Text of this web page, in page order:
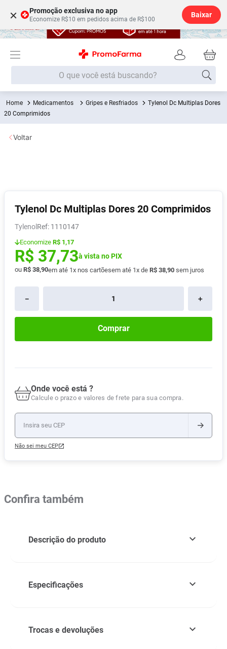
× Promoção exclusiva no app
Economize R$10 em pedidos acima de R$100
Baixar
O que você está buscando?
Medicamentos Gripes e Resfriados
Tylenol Dc Multiplas Dores
20 Comprimidos
Tylenol Dc Multiplas Dores 20 Comprimidos
Tylenol : 1110147
Economize R$ 1,17
R$ 37,73à vista no PIX
ou R$ 38,90em até 1x nos cartõesem até 1x de R$ 38,90 sem juros
＋
－
Comprar
Onde você está ?
Calcule o prazo e valores de frete para sua compra.
Não sei meu CEP
Voltar
Confira também
Descrição do produto
Especificações
Trocas e devoluções
Termos mais buscados
1º Fralda
2
5º Fralda G
6º Shampoo
7º Desodorante
8º Absorvente
9 Vitamina D
10º Lavitan